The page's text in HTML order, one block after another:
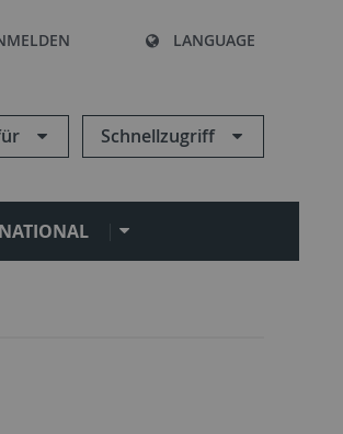
LANGUAGE
Schnellzugriff